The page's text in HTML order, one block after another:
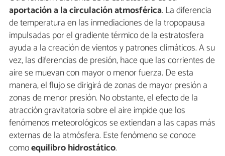
aportación a la circulación atmosférica. La diferencia
de temperatura en las inmediaciones de la tropopausa
impulsadas por el gradiente térmico de la estratosfera
ayuda a la creación de vientos y patrones climáticos. A su
vez, las diferencias de presión, hace que las corrientes de
aire se muevan con mayor o menor fuerza. De esta
manera, el flujo se dirigirá de zonas de mayor presión a
zonas de menor presión. No obstante, el efecto de la
atracción gravitatoria sobre el aire impide que los
fenómenos meteorológicos se extiendan a las capas más
externas de la atmósfera. Este fenómeno se conoce
comoequilibro hidrostático.